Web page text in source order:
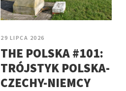
29 LIPCA 2026
THE POLSKA #101:
TRÓJSTYK POLSKA-
CZECHY-NIEMCY